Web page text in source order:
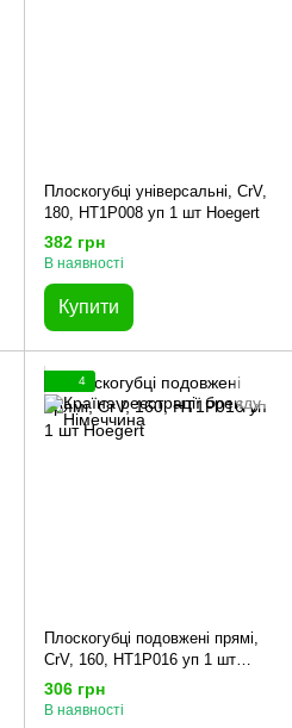
Плоскогубці універсальні, CrV,
180, HT1P008 уп 1 шт Hoegert
382 грн
В наявності
Купити
4
Плоскогубці подовжені прямі,
CrV, 160, HT1P016 уп 1 шт
Hoegert
306 грн
В наявності